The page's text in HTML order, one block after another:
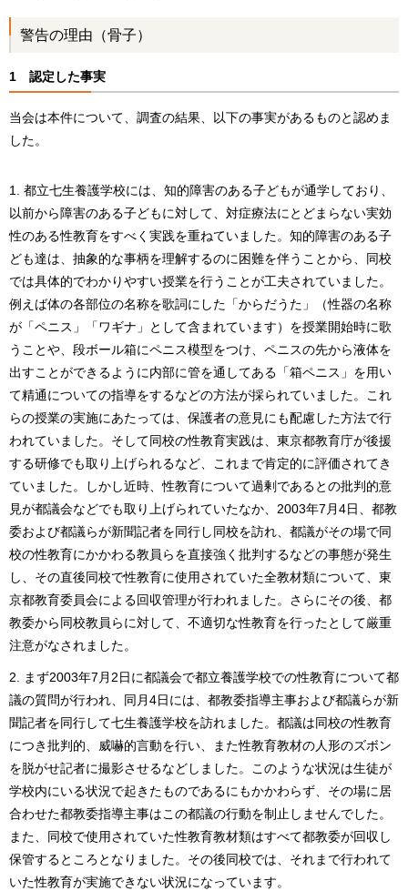
警告の理由（骨子）
1 認定した事実
当会は本件について、調査の結果、以下の事実があるものと認めま
した。
都立七生養護学校には、知的障害のある子どもが通学しており、
以前から障害のある子どもに対して、対症療法にとどまらない実効
性のある性教育をすべく実践を重ねていました。知的障害のある子
ども達は、抽象的な事柄を理解するのに困難を伴うことから、同校
では具体的でわかりやすい授業を行うことが工夫されていました。
例えば体の各部位の名称を歌詞にした「からだうた」（性器の名称
が「ペニス」「ワギナ」として含まれています）を授業開始時に歌
うことや、段ボール箱にペニス模型をつけ、ペニスの先から液体を
出すことができるように内部に管を通してある「箱ペニス」を用い
て精通についての指導をするなどの方法が採られていました。これ
らの授業の実施にあたっては、保護者の意見にも配慮した方法で行
われていました。そして同校の性教育実践は、東京都教育庁が後援
する研修でも取り上げられるなど、これまで肯定的に評価されてき
ていました。しかし近時、性教育について過剰であるとの批判的意
見が都議会などでも取り上げられていたなか、2003年7月4日、都教
委および都議らが新聞記者を同行し同校を訪れ、都議がその場で同
校の性教育にかかわる教員らを直接強く批判するなどの事態が発生
し、その直後同校で性教育に使用されていた全教材類について、東
京都教育委員会による回収管理が行われました。さらにその後、都
教委から同校教員らに対して、不適切な性教育を行ったとして厳重
注意がなされました。
まず2003年7月2日に都議会で都立養護学校での性教育について都
議の質問が行われ、同月4日には、都教委指導主事および都議らが新
聞記者を同行して七生養護学校を訪れました。都議は同校の性教育
につき批判的、威嚇的言動を行い、また性教育教材の人形のズボン
を脱がせ記者に撮影させるなどしました。このような状況は生徒が
学校内にいる状況で起きたものであるにもかかわらず、その場に居
合わせた都教委指導主事はこの都議の行動を制止しませんでした。
また、同校で使用されていた性教育教材類はすべて都教委が回収し
保管するところとなりました。その後同校では、それまで行われて
いた性教育が実施できない状況になっています。